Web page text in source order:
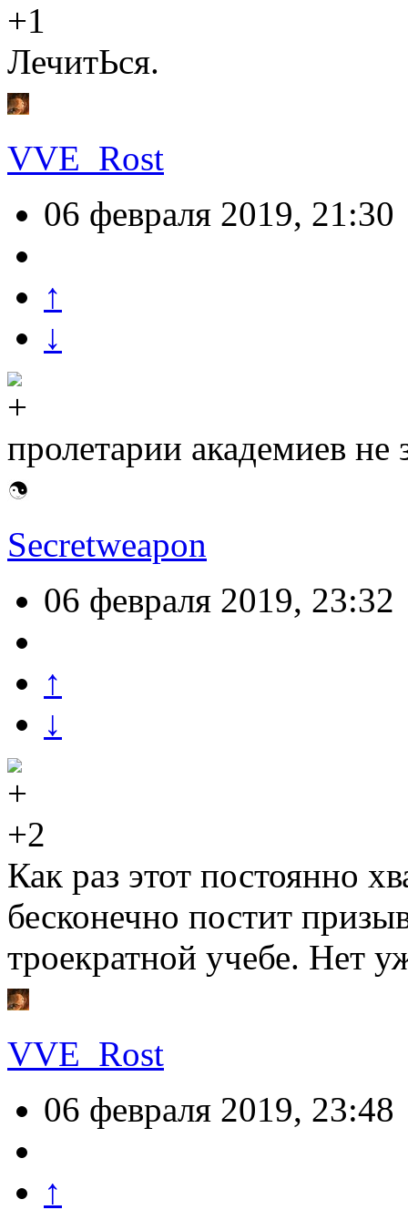
+1
ЛечитЬся.
VVE_Rost
06 февраля 2019, 21:30
↑
↓
пролетарии академиев
Secretweapon
06 февраля 2019, 23:32
↑
↓
+2
Как раз этот постоянно
бесконечно постит
троекратной учебе. Нет
VVE_Rost
06 февраля 2019, 23:48
↑